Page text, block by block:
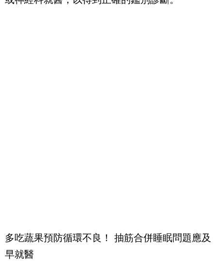
多吃蔬果預防循環不良！ 抽筋合併睡眠問題應及
早就醫